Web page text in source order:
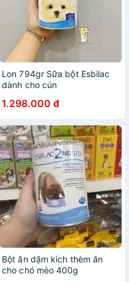
Lon 794gr Sữa bột Esbilac
dành cho cún
1.298.000 đ
Bột ăn dặm kích thèm ăn
cho chó mèo 400g